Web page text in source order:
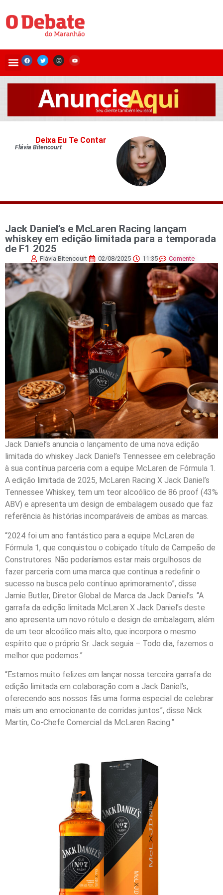
Deixa Eu Te Contar
Flávia Bitencourt
Jack Daniel’s e McLaren Racing lançam
whiskey em edição limitada para a temporada
de F1 2025
Flávia Bitencourt 02/08/2025 11:35 Comente
Jack Daniel’s anuncia o lançamento de uma nova edição
limitada do whiskey Jack Daniel’s Tennessee em celebração
à sua contínua parceria com a equipe McLaren de Fórmula 1.
A edição limitada de 2025, McLaren Racing X Jack Daniel’s
Tennessee Whiskey, tem um teor alcoólico de 86 proof (43%
ABV) e apresenta um design de embalagem ousado que faz
referência às histórias incomparáveis de ambas as marcas.
“2024 foi um ano fantástico para a equipe McLaren de
Fórmula 1, que conquistou o cobiçado título de Campeão de
Construtores. Não poderíamos estar mais orgulhosos de
fazer parceria com uma marca que continua a redefinir o
sucesso na busca pelo contínuo aprimoramento”, disse
Jamie Butler, Diretor Global de Marca da Jack Daniel’s. “A
garrafa da edição limitada McLaren X Jack Daniel’s deste
ano apresenta um novo rótulo e design de embalagem, além
de um teor alcoólico mais alto, que incorpora o mesmo
espírito que o próprio Sr. Jack seguia – Todo dia, fazemos o
melhor que podemos.”
“Estamos muito felizes em lançar nossa terceira garrafa de
edição limitada em colaboração com a Jack Daniel’s,
oferecendo aos nossos fãs uma forma especial de celebrar
mais um ano emocionante de corridas juntos”, disse Nick
Martin, Co-Chefe Comercial da McLaren Racing.”